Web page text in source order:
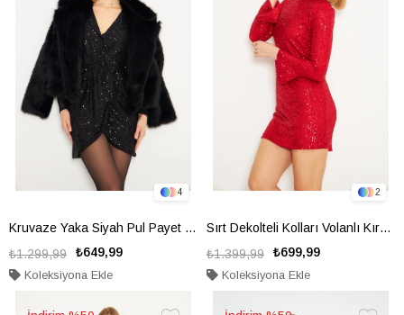
4
Kruvaze Yaka Siyah Pul Payet Elbise
₺649,99
₺1.299,99
Koleksiyona Ekle
2
Sırt Dekolteli Kolları Volanlı Kırmızı Pul Payet Elbise
₺699,99
₺1.399,99
Koleksiyona Ekle